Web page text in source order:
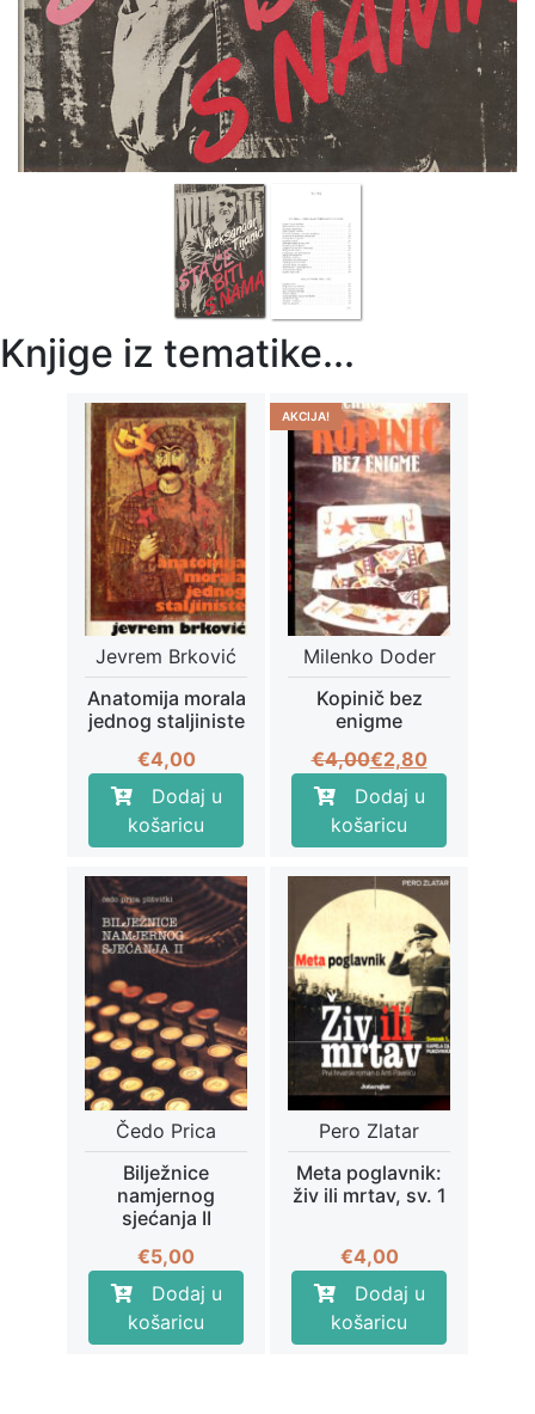
Knjige iz tematike...
Jevrem Brković
Anatomija morala
jednog staljiniste
€4,00
Dodaj u
košaricu
AKCIJA!
Milenko Doder
Kopinič bez
enigme
€4,00Izvorna
cijena
bila
je:
€4,00.
€2,80
Trenutna
cijena
je:
€2,80.
Dodaj u
košaricu
Čedo Prica
Bilježnice
namjernog
sjećanja II
€5,00
Dodaj u
košaricu
Pero Zlatar
Meta poglavnik:
živ ili mrtav, sv. 1
€4,00
Dodaj u
košaricu